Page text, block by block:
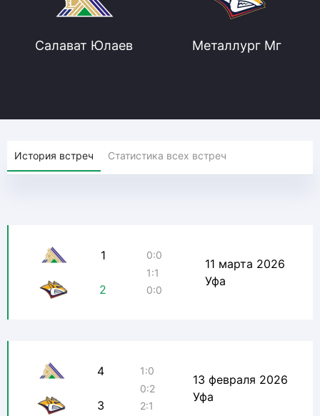
Салават Юлаев Металлург Мг
История встреч Статистика всех встреч
1
2
0:0
1:1
0:0
11 марта 2026
Уфа
4
3
1:0
0:2
2:1
13 февраля 2026
Уфа